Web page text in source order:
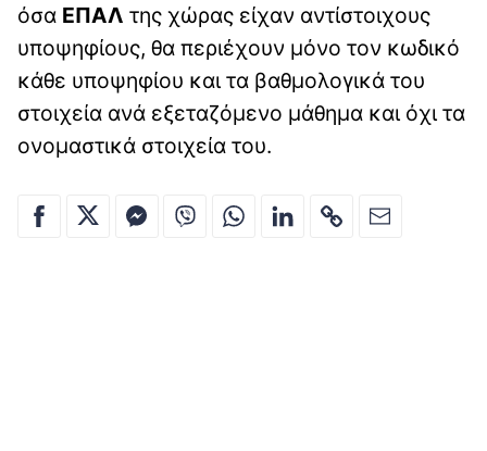
όσα ΕΠΑΛ της χώρας είχαν αντίστοιχους
υποψηφίους, θα περιέχουν μόνο τον κωδικό
κάθε υποψηφίου και τα βαθμολογικά του
στοιχεία ανά εξεταζόμενο μάθημα και όχι τα
ονομαστικά στοιχεία του.